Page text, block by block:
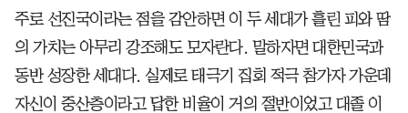
주로 선진국이라는 점을 감안하면 이 두 세대가 흘린 피와 땀
의 가치는 아무리 강조해도 모자란다. 말하자면 대한민국과
동반 성장한 세대다. 실제로 태극기 집회 적극 참가자 가운데
자신이 중산층이라고 답한 비율이 거의 절반이었고 대졸 이